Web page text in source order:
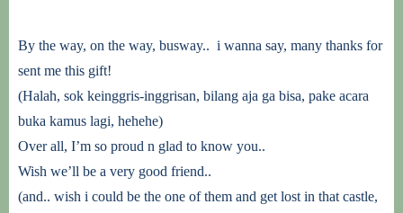
By the way, on the way, busway.. i wanna say, many thanks for
sent me this gift!
(Halah, sok keinggris-inggrisan, bilang aja ga bisa, pake acara
buka kamus lagi, hehehe)
Over all, I’m so proud n glad to know you..
Wish we’ll be a very good friend..
(and.. wish i could be the one of them and get lost in that castle,